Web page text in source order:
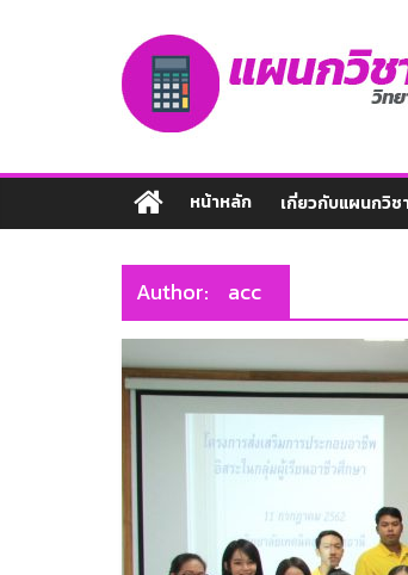
แผนก
วิชาการ
บัญชี
หน้าหลัก เกี่ยวกับแผนกวิช
Author: acc